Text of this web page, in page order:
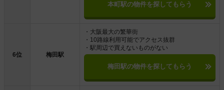
本町駅の物件を探してもらう
6位 梅田駅
・大阪最大の繁華街
・10路線利用可能でアクセス抜群
・駅周辺で買えないものがない
梅田駅の物件を探してもらう